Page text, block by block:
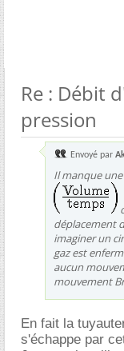
Re : Débit
pression
Envoyé par
Il manque
déplacement
imaginer un
gaz est
aucun
mouvement
En fait la
s'échappe par